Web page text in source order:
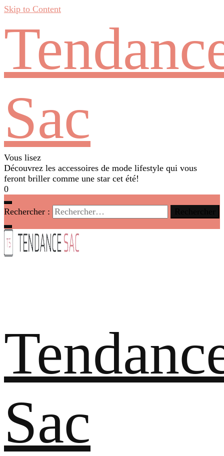
Skip to Content
Sac
Vous lisez
Découvrez les accessoires de mode lifestyle qui vous
feront briller comme une star cet été!
0
Rechercher :
Sac